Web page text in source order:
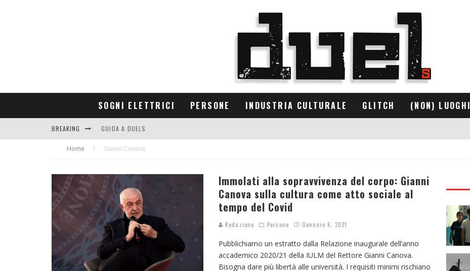
SOGNI ELETTRICI PERSONE INDUSTRIA CULTURALE GLITCH (NON) LUOGHI
BREAKING GUIDA A DUELS
CONTRIBUTORS
Home Gianni Canova
Immolati alla sopravvivenza del corpo: Gianni
Canova sulla cultura come atto sociale al
tempo del Covid
Redazione Persone Gennaio 6, 2021
Pubblichiamo un estratto dalla Relazione inaugurale dell’anno
accademico 2020/21 della IULM del Rettore Gianni Canova.
Bisogna dare più libertà alle università. I requisiti minimi rischiano